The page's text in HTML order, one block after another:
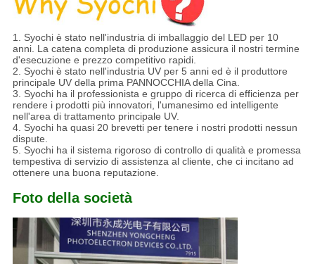
1. Syochi è stato nell'industria di imballaggio del LED per 10
anni. La catena completa di produzione assicura il nostri termine
d'esecuzione e prezzo competitivo rapidi.
2. Syochi è stato nell'industria UV per 5 anni ed è il produttore
principale UV della prima PANNOCCHIA della Cina.
3. Syochi ha il professionista e gruppo di ricerca di efficienza per
rendere i prodotti più innovatori, l'umanesimo ed intelligente
nell'area di trattamento principale UV.
4. Syochi ha quasi 20 brevetti per tenere i nostri prodotti nessun
dispute.
5. Syochi ha il sistema rigoroso di controllo di qualità e promessa
tempestiva di servizio di assistenza al cliente, che ci incitano ad
ottenere una buona reputazione.
Foto della società